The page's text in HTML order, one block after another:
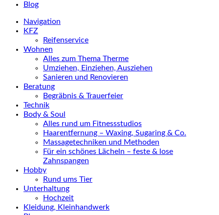
Blog
Navigation
KFZ
Reifenservice
Wohnen
Alles zum Thema Therme
Umziehen, Einziehen, Ausziehen
Sanieren und Renovieren
Beratung
Begräbnis & Trauerfeier
Technik
Body & Soul
Alles rund um Fitnessstudios
Haarentfernung – Waxing, Sugaring & Co.
Massagetechniken und Methoden
Für ein schönes Lächeln – feste & lose
Zahnspangen
Hobby
Rund ums Tier
Unterhaltung
Hochzeit
Kleidung, Kleinhandwerk